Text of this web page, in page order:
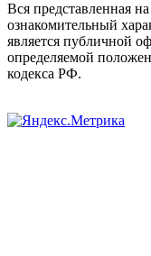
Вся представленная
ознакомительный
является публичной
определяемой
кодекса РФ.